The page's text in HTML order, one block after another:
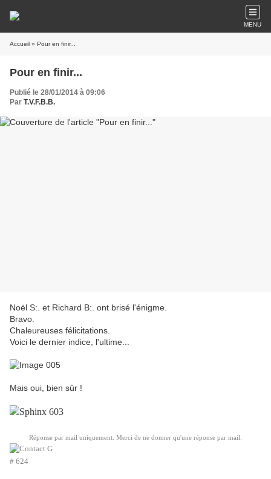
MENU
Accueil » Pour en finir...
Pour en finir...
Publié le 28/01/2014 à 09:06
Par T.V.F.B.B.
Noël S:. et Richard B:. ont brisé l'énigme.
Bravo.
Chaleureuses félicitations.
Voici le dernier indice, l'ultime...
Mais oui, bien sûr !
Réponse par mail uniquement. Merci de ne donner qu'une réponse par mail.
# 624